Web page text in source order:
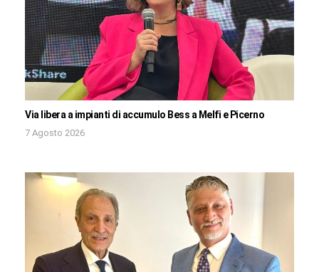
Via libera a impianti di accumulo Bess a Melfi e Picerno
7 Agosto 2026